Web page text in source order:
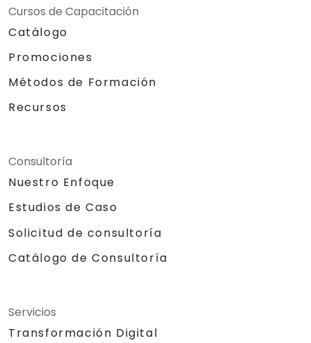
Cursos de Capacitación
Catálogo
Promociones
Métodos de Formación
Recursos
Consultoría
Nuestro Enfoque
Estudios de Caso
Solicitud de consultoría
Catálogo de Consultoría
Servicios
Transformación Digital